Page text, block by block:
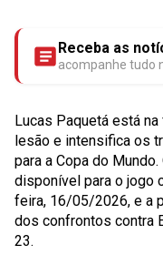
Receba as
acompanhe tudo
Lucas Paquetá está
lesão e intensifica os
para a Copa do
disponível para o jogo
feira, 16/05/2026, e a
dos confrontos contra
23.